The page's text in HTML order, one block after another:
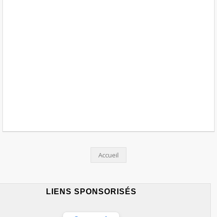
Accueil
LIENS SPONSORISÉS